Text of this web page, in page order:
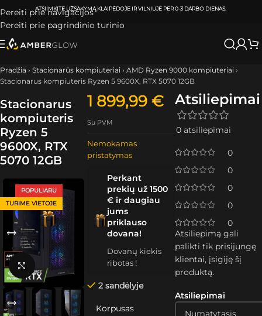
Pereiti prie navigacijos
Pereiti prie pagrindinio turinio
ATSIIMKITE UŽSAKYMĄKLAIPĖDOJE IR VILNIUJE PER0-3 DARBO DIENAS.
Pradžia › Stacionarūs kompiuteriai › AMD Ryzen 9000 kompiuteriai ›
Stacionarus kompiuteris Ryzen 5 9600X, RTX 5070 12GB
Stacionarus
kompiuteris
Ryzen 5
9600X, RTX
5070 12GB
POPULIARU
TURIME VIETOJE
Spustelėkite, kad padidintumėte
1 899,99€
Su PVM
Nemokamas
pristatymas
Perkant
prekių už 1500
€ ir daugiau
jums
priklauso
dovana!
Dovanų kiekis
ribotas !
2 sandėlyje
Korpusas
Atsiliepimai
0 atsiliepimai
0
0
0
0
0
Atsiliepimai
Atsiliepimą gali
palikti tik prisijungę
klientai, įsigiję šį
produktą.